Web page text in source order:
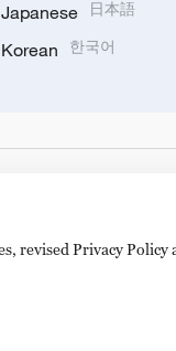
Japanese 日本語
Korean 한국어
Road, Beijing,
revised Privacy Policy